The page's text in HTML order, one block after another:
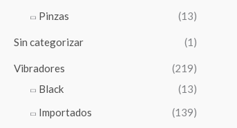
Pinzas
(13)
Sin categorizar (1)
Vibradores
(219)
Black
(13)
Importados
(139)